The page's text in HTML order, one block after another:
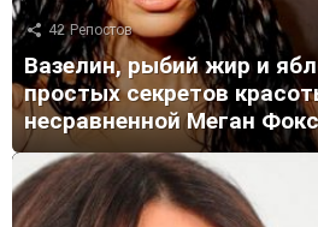
42 Репостов
Вазелин, рыбий жир и
простых секретов
несравненной Меган Фокс